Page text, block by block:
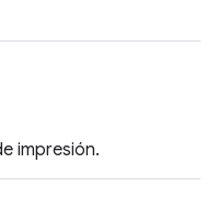
impresión.